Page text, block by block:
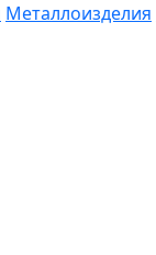
Металлоизделия